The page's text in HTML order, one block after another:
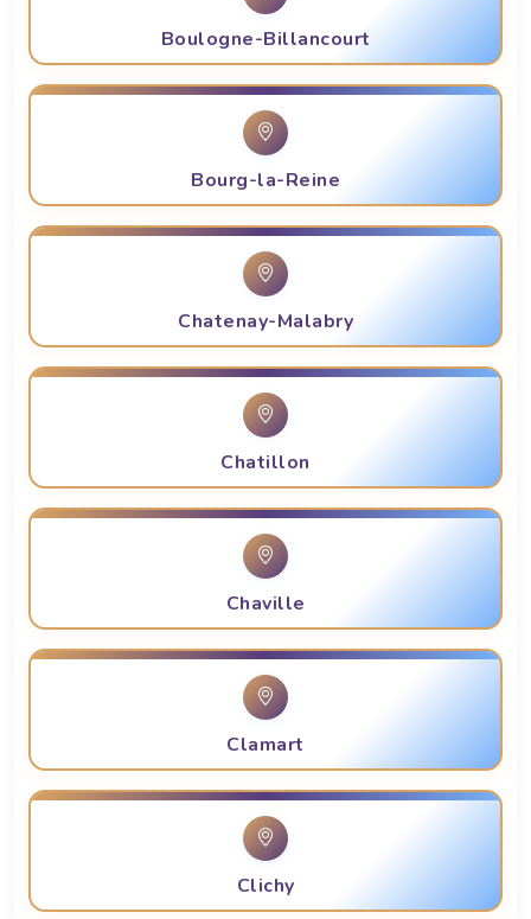
Boulogne-Billancourt
Bourg-la-Reine
Chatenay-Malabry
Chatillon
Chaville
Clamart
Clichy